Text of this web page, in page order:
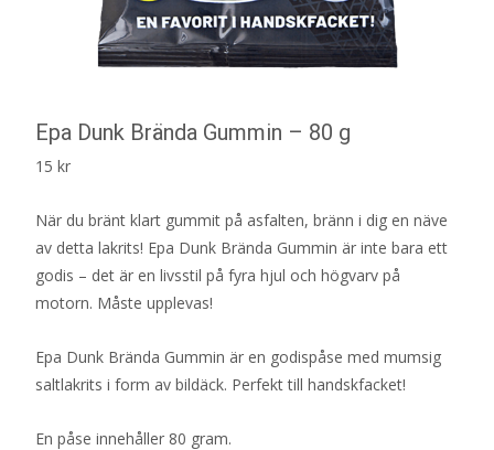
Epa Dunk Brända Gummin – 80 g
15 kr
När du bränt klart gummit på asfalten, bränn i dig en näve
av detta lakrits! Epa Dunk Brända Gummin är inte bara ett
godis – det är en livsstil på fyra hjul och högvarv på
motorn. Måste upplevas!
Epa Dunk Brända Gummin är en godispåse med mumsig
saltlakrits i form av bildäck. Perfekt till handskfacket!
En påse innehåller 80 gram.